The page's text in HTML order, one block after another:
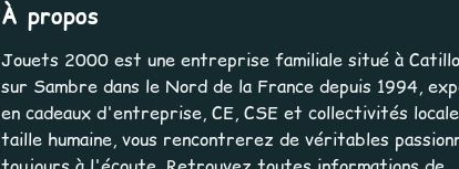
À propos
Jouets 2000 est une entreprise familiale situé à
sur Sambre dans le Nord de la France depuis 1994,
en cadeaux d'entreprise, CE, CSE et collectivités
taille humaine, vous rencontrerez de véritables